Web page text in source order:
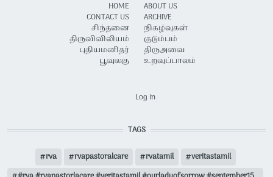
HOME
CONTACT US
சிந்தனை
திருவிவிலியம்
புதியமனிதர்
பூவுலகு
ABOUT US
ARCHIVE
நிகழ்வுகள்
குடும்பம்
திருஅவை
உறவுப்பாலம்
Log in
TAGS
rva rvapastoralcare rvatamil
veritastamil